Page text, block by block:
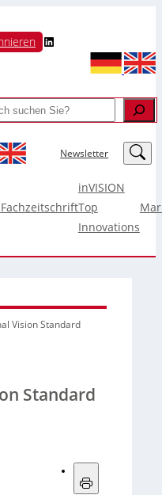
LinkedIn
Newsletter LinkedIn
Fachzeitschrift
inVISION
Top
Innovations
Vision Standard
Standard